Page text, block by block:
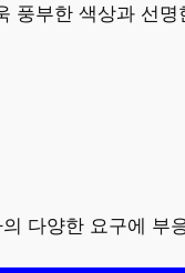
부한 색상과 선
다양한 요구에 부